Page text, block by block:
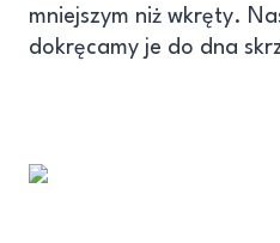
mniejszym niż wkręty.
dokręcamy je do dna